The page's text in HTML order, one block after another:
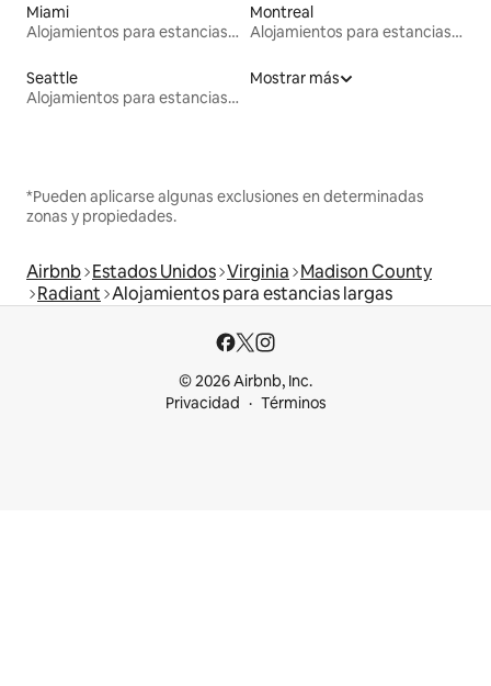
Miami
Alojamientos para estancias largas
Montreal
Alojamientos para estancias largas
Seattle
Alojamientos para estancias largas
Mostrar más
*Pueden aplicarse algunas exclusiones en determinadas
zonas y propiedades.
Airbnb Estados Unidos Virginia Madison County
Radiant Alojamientos para estancias largas
© 2026 Airbnb, Inc.
Privacidad
Términos